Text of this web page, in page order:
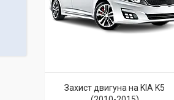
Захист двигуна на KIA K5